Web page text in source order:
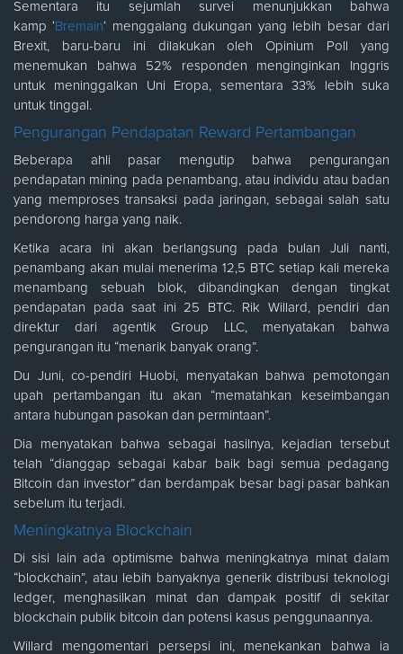
Sementara itu sejumlah survei menunjukkan bahwa
kamp ‘Bremain‘ menggalang dukungan yang lebih besar dari
Brexit, baru-baru ini dilakukan oleh Opinium Poll yang
menemukan bahwa 52% responden menginginkan Inggris
untuk meninggalkan Uni Eropa, sementara 33% lebih suka
untuk tinggal.
Pengurangan Pendapatan Reward Pertambangan
Beberapa ahli pasar mengutip bahwa pengurangan
pendapatan mining pada penambang, atau individu atau badan
yang memproses transaksi pada jaringan, sebagai salah satu
pendorong harga yang naik.
Ketika acara ini akan berlangsung pada bulan Juli nanti,
penambang akan mulai menerima 12,5 BTC setiap kali mereka
menambang sebuah blok, dibandingkan dengan tingkat
pendapatan pada saat ini 25 BTC. Rik Willard, pendiri dan
direktur dari agentik Group LLC, menyatakan bahwa
pengurangan itu “menarik banyak orang”.
Du Juni, co-pendiri Huobi, menyatakan bahwa pemotongan
upah pertambangan itu akan “mematahkan keseimbangan
antara hubungan pasokan dan permintaan”.
Dia menyatakan bahwa sebagai hasilnya, kejadian tersebut
telah “dianggap sebagai kabar baik bagi semua pedagang
Bitcoin dan investor” dan berdampak besar bagi pasar bahkan
sebelum itu terjadi.
Meningkatnya Blockchain
Di sisi lain ada optimisme bahwa meningkatnya minat dalam
“blockchain”, atau lebih banyaknya generik distribusi teknologi
ledger, menghasilkan minat dan dampak positif di sekitar
blockchain publik bitcoin dan potensi kasus penggunaannya.
Willard mengomentari persepsi ini, menekankan bahwa ia